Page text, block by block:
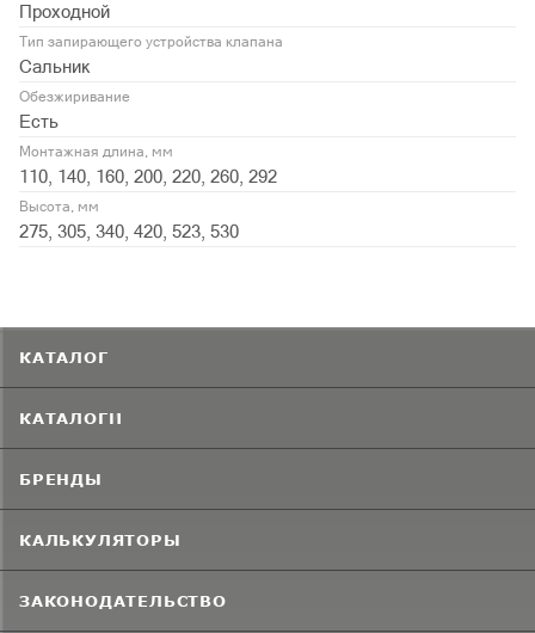
Проходной
Тип запирающего устройства клапана
Сальник
Обезжиривание
Есть
Монтажная длина, мм
110, 140, 160, 200, 220, 260, 292
Высота, мм
275, 305, 340, 420, 523, 530
КАТАЛОГ
КАТАЛОГИ
БРЕНДЫ
КАЛЬКУЛЯТОРЫ
ЗАКОНОДАТЕЛЬСТВО